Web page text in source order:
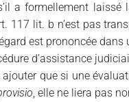
a formellement
117 lit. b n’est pas
est prononcée
d’assistance
que si une
, elle ne liera pas